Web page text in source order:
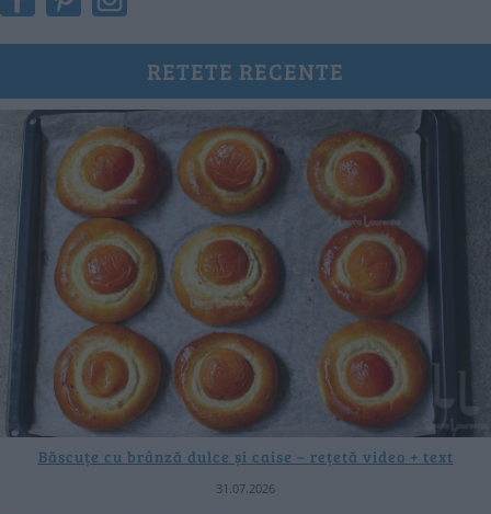
RETETE RECENTE
Băscuțe cu brânză dulce și caise – rețetă video + text
31.07.2026